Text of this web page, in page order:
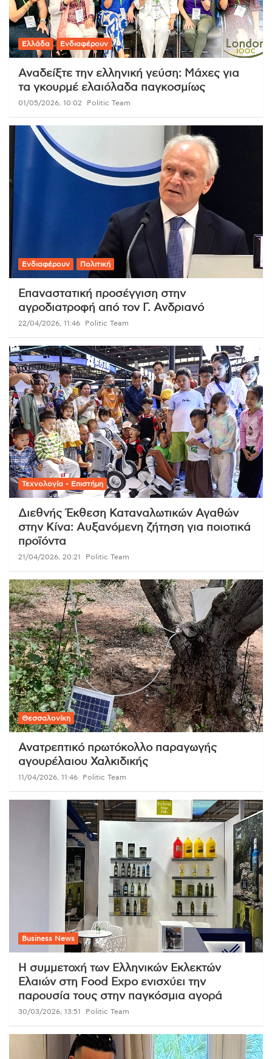
Ελλάδα Ενδιαφέρουν
Αναδείξτε την ελληνική γεύση: Μάχες για
τα γκουρμέ ελαιόλαδα παγκοσμίως
01/05/2026, 10:02 Politic Team
Ενδιαφέρουν Πολιτική
Επαναστατική προσέγγιση στην
αγροδιατροφή από τον Γ. Ανδριανό
22/04/2026, 11:46 Politic Team
Τεχνολογία - Επιστήμη
Διεθνής Έκθεση Καταναλωτικών Αγαθών
στην Κίνα: Αυξανόμενη ζήτηση για ποιοτικά
προϊόντα
21/04/2026, 20:21 Politic Team
Θεσσαλονίκη
Ανατρεπτικό πρωτόκολλο παραγωγής
αγουρέλαιου Χαλκιδικής
11/04/2026, 11:46 Politic Team
Business News
Η συμμετοχή των Ελληνικών Εκλεκτών
Ελαιών στη Food Expo ενισχύει την
παρουσία τους στην παγκόσμια αγορά
30/03/2026, 13:51 Politic Team